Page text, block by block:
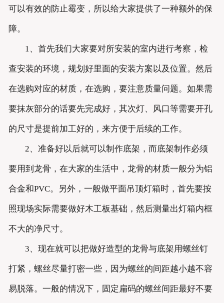
可以有效的防止霉变，所以给大家提供了一种额外的保
障。
1、首先我们大家要对所安装的室内进行考察，检
查安装的环境，规划好里面的安装方案以及位置。然后
在选购对应的材质，在选购，要注意质量问题。如果需
要抹灰部分的话要先完成好，其次灯、风口等需要开孔
的尺寸是提前加工好的，来方便于后续的工作。
2、准备好以后就可以制作底架，而底架制作必须
要用到龙骨，在大家的生活中，龙骨的材质一般分为铝
合金和PVC。另外，一般做平面吊顶灯箱时，首先要按
照现场实际需要做好木工板基础，然后测量出灯箱内框
不大的净尺寸。
3、现在就可以把做好造型的龙骨与底架用螺丝钉
打紧，螺丝尽量打密一些，因为螺丝的间距越小越不容
易脱落。一般的情况下，固定扁码的螺丝间距最好不要